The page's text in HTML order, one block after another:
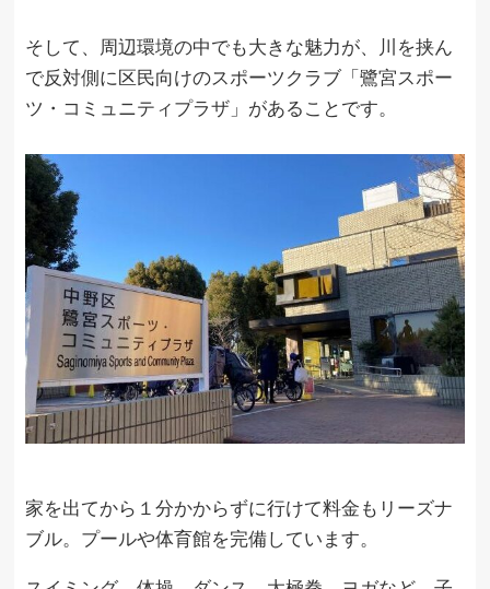
そして、周辺環境の中でも大きな魅力が、川を挟ん
で反対側に区民向けのスポーツクラブ「鷺宮スポー
ツ・コミュニティプラザ」があることです。
家を出てから１分かからずに行けて料金もリーズナ
ブル。プールや体育館を完備しています。